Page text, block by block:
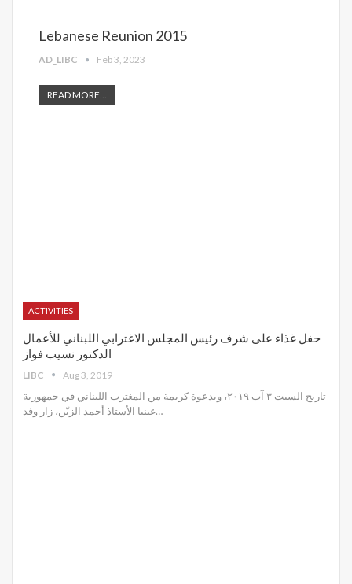
Lebanese Reunion 2015
AD_LIBC Feb 3, 2023
READ MORE...
ACTIVITIES
حفل غذاء على شرف رئيس المجلس الاغترابي اللبناني للأعمال
الدكتور نسيب فواز
LIBC Aug 3, 2019
تاريخ السبت ٣ آب ٢٠١٩، وبدعوة كريمة من المغترب اللبناني في جمهورية
غينيا الأستاذ أحمد الزيّن، زار وفد…